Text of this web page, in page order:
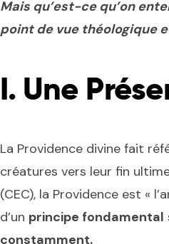
Mais qu’est-ce qu’on
point de vue théologique
I. Une
La Providence divine fait
créatures vers leur fin
(CEC), la Providence est «
d’un principe fondamental
constamment.